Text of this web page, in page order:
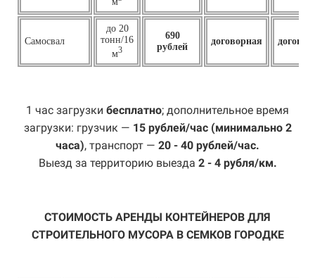
Самосвал
до 20
тонн/16
м3
690
рублей
договорная
1 час загрузки бесплатно; дополнительное время
загрузки: грузчик — 15 рублей/час (минимально 2
часа), транспорт — 20 - 40 рублей/час.
Выезд за территорию выезда 2 - 4 рубля/км.
СТОИМОСТЬ АРЕНДЫ КОНТЕЙНЕРОВ ДЛЯ
СТРОИТЕЛЬНОГО МУСОРА В СЕМКОВ ГОРОДКЕ